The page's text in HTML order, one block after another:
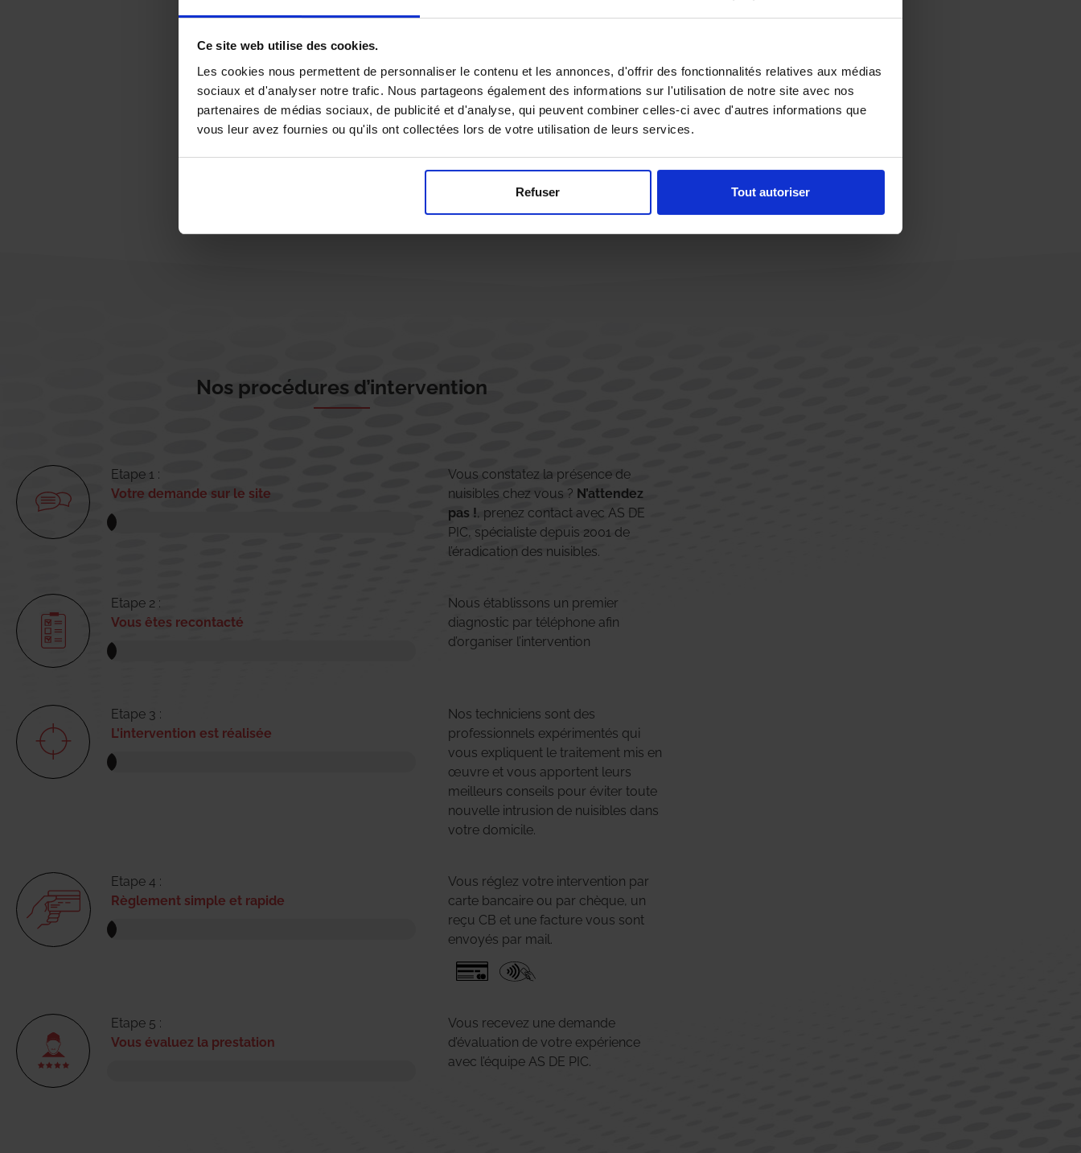
Ce site web utilise des cookies.
Les cookies nous permettent de personnaliser le contenu et les annonces, d'offrir des fonctionnalités relatives aux médias
sociaux et d'analyser notre trafic. Nous partageons également des informations sur l'utilisation de notre site avec nos
partenaires de médias sociaux, de publicité et d'analyse, qui peuvent combiner celles-ci avec d'autres informations que
vous leur avez fournies ou qu'ils ont collectées lors de votre utilisation de leurs services.
Refuser Tout autoriser
Vous souhaitez être
Nos procédures d’intervention
Etape 1 :
Votre demande sur le site
Vous constatez la présence de
nuisibles chez vous ? N’attendez
pas !, prenez contact avec AS DE
PIC, spécialiste depuis 2001 de
l’éradication des nuisibles.
Etape 2 :
Vous êtes recontacté
Nous établissons un premier
diagnostic par téléphone afin
d’organiser l’intervention
Etape 3 :
L'intervention est réalisée
Nos techniciens sont des
professionnels expérimentés qui
vous expliquent le traitement mis en
œuvre et vous apportent leurs
meilleurs conseils pour éviter toute
nouvelle intrusion de nuisibles dans
votre domicile.
Etape 4 :
Règlement simple et rapide
Vous réglez votre intervention par
carte bancaire ou par chèque, un
reçu CB et une facture vous sont
envoyés par mail.
Etape 5 :
Vous évaluez la prestation
Vous recevez une demande
d’évaluation de votre expérience
avec l’équipe AS DE PIC.